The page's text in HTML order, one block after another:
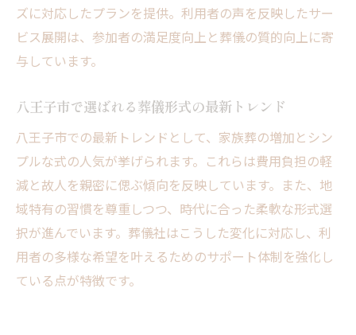
ズに対応したプランを提供。利用者の声を反映したサー
ビス展開は、参加者の満足度向上と葬儀の質的向上に寄
与しています。
八王子市で選ばれる葬儀形式の最新トレンド
八王子市での最新トレンドとして、家族葬の増加とシン
プルな式の人気が挙げられます。これらは費用負担の軽
減と故人を親密に偲ぶ傾向を反映しています。また、地
域特有の習慣を尊重しつつ、時代に合った柔軟な形式選
択が進んでいます。葬儀社はこうした変化に対応し、利
用者の多様な希望を叶えるためのサポート体制を強化し
ている点が特徴です。